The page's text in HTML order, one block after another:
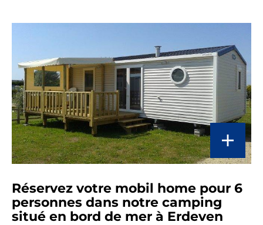
Réservez votre mobil home pour 6
personnes dans notre camping
situé en bord de mer à Erdeven